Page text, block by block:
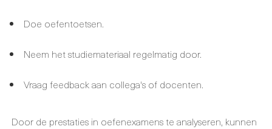
Doe oefentoetsen.
Neem het studiemateriaal regelmatig door.
Vraag feedback aan collega's of docenten.
Door de prestaties in oefenexamens te analyseren, kunnen